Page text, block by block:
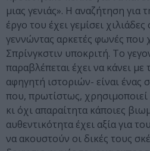
μιας γενιάς». Η αναζήτηση για
έργο του έχει γεμίσει
γεννώντας αρκετές φωνές που
Σπρίνγκστιν υποκριτή. Το
παραβλέπεται έχει να κάνει
αφηγητή ιστοριών- είναι ένας
που, πρωτίστως, χρησιμοποιεί
κι όχι απαραίτητα κάποιες
αυθεντικότητα έχει αξία για
να ακουστούν οι δικές τους